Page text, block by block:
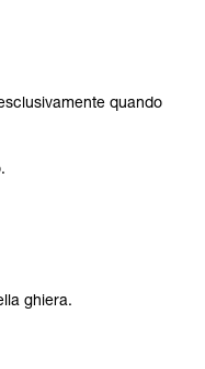
quando
ghiera.